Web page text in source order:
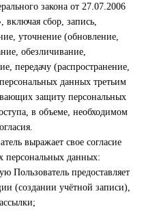
закона от 27.07.2006
сбор, запись,
уточнение (обновление,
обезличивание,
передачу (распространение,
данных третьим
защиту персональных
в объеме, необходимом
выражает свое согласие
данных:
Пользователь предоставляет
(создании учётной записи),